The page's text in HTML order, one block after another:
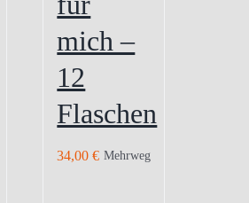
mich –
12
Flaschen
34,00€ Mehrweg